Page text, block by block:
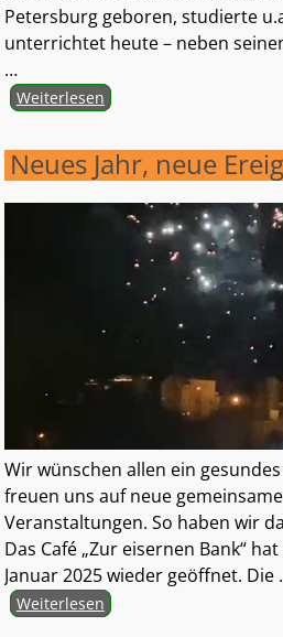
Petersburg geboren, studierte
unterrichtet heute – neben
…
Weiterlesen
Neues Jahr, neue
Wir wünschen allen ein
freuen uns auf neue
Veranstaltungen. So haben wir
Das Café „Zur eisernen Bank“
Januar 2025 wieder geöffnet. Die
Weiterlesen